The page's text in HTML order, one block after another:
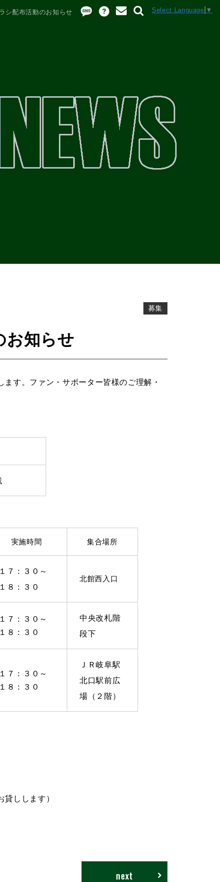
Select Language ▼
シ配布活動のお知らせ
募集
お知らせ
す。ファン・サポーター皆様のご理解・
実施時間 集合場所
７：３０～
８：３０
北館西入口
７：３０～
８：３０
中央改札階
段下
７：３０～
８：３０
ＪＲ岐阜駅
北口駅前広
場（２階）
しします）
next